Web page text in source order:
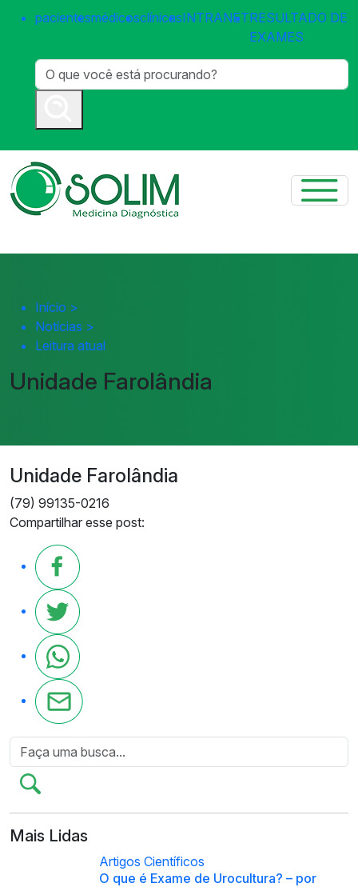
pacientesmédicosclínicasINTRANETRESULTADO DE
EXAMES
Início >
Notícias >
Leitura atual
Unidade Farolândia
Unidade Farolândia
(79) 99135-0216
Compartilhar esse post:
Mais Lidas
Artigos Científicos
O que é Exame de Urocultura? – por